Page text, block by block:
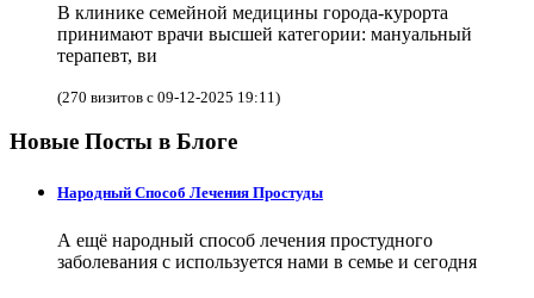
В клинике семейной медицины города-курорта
принимают врачи высшей категории: мануальный
терапевт, ви
(270 визитов с 09-12-2025 19:11)
Новые Посты в Блоге
Народный Способ Лечения Простуды
А ещё народный способ лечения простудного
заболевания с используется нами в семье и сегодня